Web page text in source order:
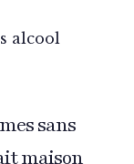
sans
maison